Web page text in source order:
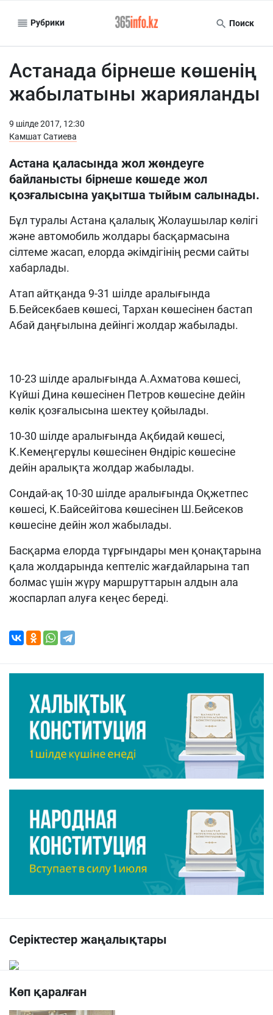
Рубрики Поиск
Астанада бірнеше көшенің
жабылатыны жарияланды
9 шiлде 2017, 12:30
Камшат Сатиева
Астана қаласында жол жөндеуге
байланысты бірнеше көшеде жол
қозғалысына уақытша тыйым салынады.
Бұл туралы Астана қалалық Жолаушылар көлігі
және автомобиль жолдары басқармасына
сілтеме жасап, елорда әкімдігінің ресми сайты
хабарлады.
Атап айтқанда 9-31 шілде аралығында
Б.Бейсекбаев көшесі, Тарxан көшесінен бастап
Абай даңғылына дейінгі жолдар жабылады.
10-23 шілде аралығында А.Аxматова көшесі,
Күйші Дина көшесінен Петров көшесіне дейін
көлік қозғалысына шектеу қойылады.
10-30 шілде аралығында Ақбидай көшесі,
К.Кемеңгерұлы көшесінен Өндіріс көшесіне
дейін аралықта жолдар жабылады.
Сондай-ақ 10-30 шілде аралығында Оқжетпес
көшесі, К.Байсейітова көшесінен Ш.Бейсеков
көшесіне дейін жол жабылады.
Басқарма елорда тұрғындары мен қонақтарына
қала жолдарында кептеліс жағдайларына тап
болмас үшін жүру маршруттарын алдын ала
жоспарлап алуға кеңес береді.
Серіктестер жаңалықтары
Көп қаралған